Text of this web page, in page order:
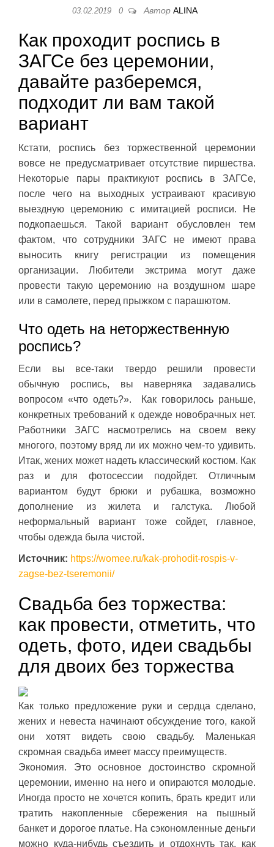
03.02.2019 0 Автор ALINA
Как проходит роспись в
ЗАГСе без церемонии,
давайте разберемся,
подходит ли вам такой
вариант
Кстати, роспись без торжественной церемонии
вовсе не предусматривает отсутствие пиршества.
Некоторые пары практикуют роспись в ЗАГСе,
после чего на выходных устраивают красивую
выездную церемонию с имитацией росписи. Не
подкопаешься. Такой вариант обусловлен тем
фактом, что сотрудники ЗАГС не имеют права
выносить книгу регистрации из помещения
организации. Любители экстрима могут даже
провести такую церемонию на воздушном шаре
или в самолете, перед прыжком с парашютом.
Что одеть на неторжественную
роспись?
Если вы все-таки твердо решили провести
обычную роспись, вы наверняка задавались
вопросом «что одеть?». Как говорилось раньше,
конкретных требований к одежде новобрачных нет.
Работники ЗАГС насмотрелись на своем веку
многого, поэтому вряд ли их можно чем-то удивить.
Итак, жених может надеть классический костюм. Как
раз и для фотосессии подойдет. Отличным
вариантом будут брюки и рубашка, возможно
дополнение из жилета и галстука. Любой
неформальный вариант тоже сойдет, главное,
чтобы одежда была чистой.
Источник: https://womee.ru/kak-prohodit-rospis-v-
zagse-bez-tseremonii/
Свадьба без торжества:
как провести, отметить, что
одеть, фото, идеи свадьбы
для двоих без торжества
Как только предложение руки и сердца сделано,
жених и невеста начинают обсуждение того, какой
они хотят видеть свою свадьбу. Маленькая
скромная свадьба имеет массу преимуществ.
Экономия. Это основное достоинство скромной
церемонии, именно на него и опираются молодые.
Иногда просто не хочется копить, брать кредит или
тратить накопленные сбережения на пышный
банкет и дорогое платье. На сэкономленные деньги
можно куда-нибудь съездить и отдохнуть так, как